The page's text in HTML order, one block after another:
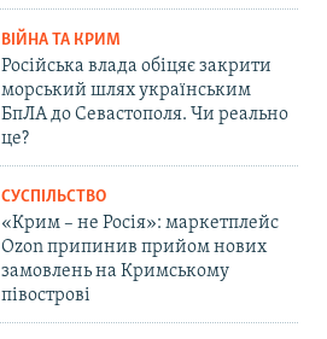
ВІЙНА ТА КРИМ
Російська влада обіцяє закрити
морський шлях українським
БпЛА до Севастополя. Чи реально
це?
СУСПІЛЬСТВО
«Крим – не Росія»: маркетплейс
Ozon припинив прийом нових
замовлень на Кримському
півострові